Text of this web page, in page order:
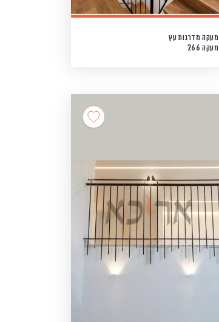
מעקה מדרגות עץ
מעקה 266